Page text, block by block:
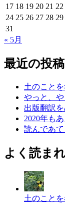
17 18 19 20 21 22
24 25 26 27 28 29
31
« 5月
最近の投稿
土のこと
やっと、や
出版翻訳
2020年も
読んであ
よく読ま
土のこと